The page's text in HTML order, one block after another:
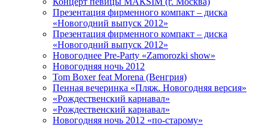
Презентация фирменного компакт – диска
«Новогодний выпуск 2012»
Презентация фирменного компакт – диска
«Новогодний выпуск 2012»
Новогоднее Pre-Party «Zamorozki show»
Новогодняя ночь 2012
Tom Boxer feat Morena (Венгрия)
Пенная вечеринка «Пляж. Новогодняя версия»
«Рождественский карнавал»
«Рождественский карнавал»
Новогодняя ночь 2012 «по-старому»